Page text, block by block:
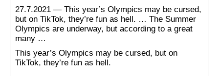
27.7.2021 — This year’s Olympics may be cursed,
but on TikTok, they’re fun as hell. … The Summer
Olympics are underway, but according to a great
many …
This year’s Olympics may be cursed, but on
TikTok, they’re fun as hell.